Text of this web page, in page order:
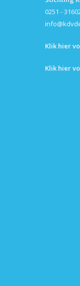
0251 -
Klik hier
Klik hier